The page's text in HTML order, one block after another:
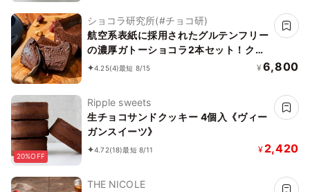
ショコラ研究所(#チョコ研)
航空系表紙に採用されたグルテンフリー
の濃厚ガトーショコラ2本セット！クラ
ファンで1日200万売れました。誕生日
4.25(4)最短 8/15 ¥ 6,800
20%OFF
Ripple sweets
生チョコサンドクッキー 4個入《ヴィー
ガンスイーツ》
4.72(18)最短 8/11 ¥ 2,420
THE NICOLE